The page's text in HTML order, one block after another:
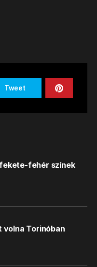
Tweet
fehér színek
volna Torinóban